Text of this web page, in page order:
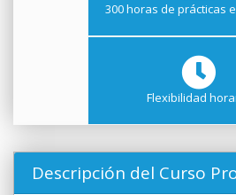
300 horas de prácticas
Flexibilidad
Descripción del Curso